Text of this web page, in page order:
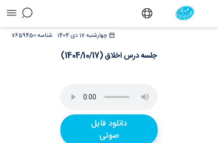
جلسه درس اخلاق (1404/10/17) - دفتر چهارشنبه 17 دی 1404 7659450شناسه:
جلسه درس اخلاق (1404/10/17)
دانلود فایل
صوتی